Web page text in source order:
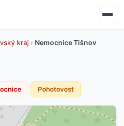
kraj › Nemocnice Tišnov
Pohotovost